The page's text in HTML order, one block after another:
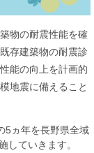
物の耐震性能を確
存建築物の耐震診
能の向上を計画的
地震に備えること
5ヵ年を長野県全域
していきます。